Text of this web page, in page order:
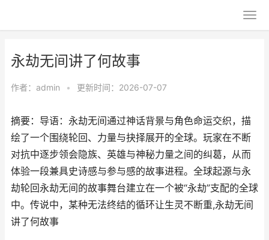
永劫无间讲了何故事
作者： admin • 更新时间：2026-07-07
摘要：导语：永劫无间通过神话背景与角色命运交织，描
绘了一个围绕轮回、力量与抉择展开的全球。玩家在不断
对抗中逐步领会隐族、英雄与神秘力量之间的纠葛，从而
体验一段兼具史诗感与参与感的故事进程。全球起源与永
劫轮回永劫无间的故事舞台建立在一个被“永劫”支配的全球
中。传说中，某种无法终结的循环让生灵不断重,永劫无间
讲了何故事